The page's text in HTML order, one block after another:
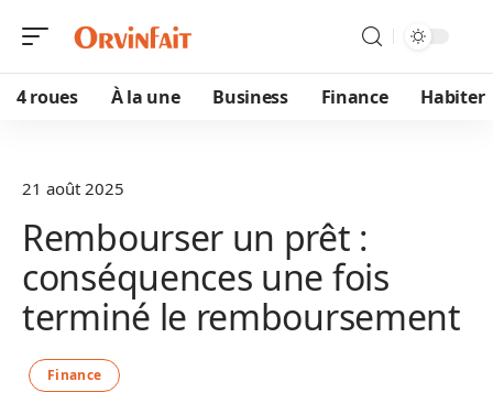
4 roues À la une Business Finance Habiter
21 août 2025
Rembourser un prêt :
conséquences une fois
terminé le remboursement
Finance